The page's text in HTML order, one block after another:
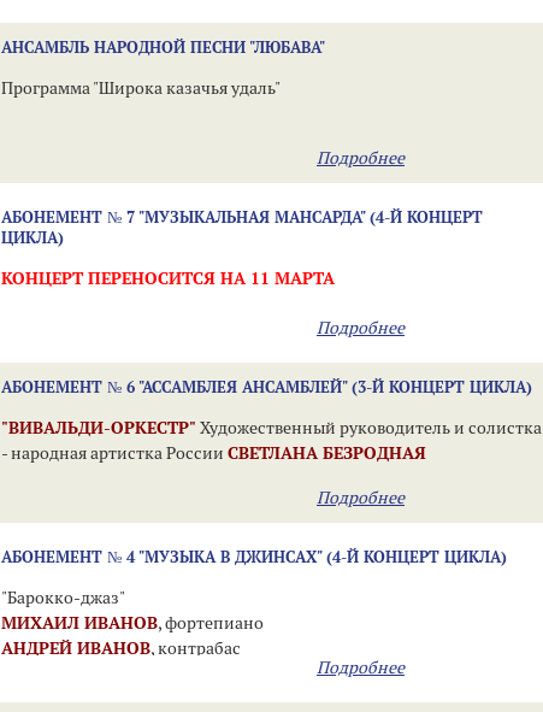
АНСАМБЛЬ НАРОДНОЙ ПЕСНИ "ЛЮБАВА"
Программа "Широка казачья удаль"
Подробнее
АБОНЕМЕНТ № 7 "МУЗЫКАЛЬНАЯ МАНСАРДА" (4-Й КОНЦЕРТ
ЦИКЛА)
КОНЦЕРТ ПЕРЕНОСИТСЯ НА 11 МАРТА
Подробнее
АБОНЕМЕНТ № 6 "АССАМБЛЕЯ АНСАМБЛЕЙ" (3-Й КОНЦЕРТ ЦИКЛА)
"ВИВАЛЬДИ-ОРКЕСТР" Художественный руководитель и солистка
- народная артистка России СВЕТЛАНА БЕЗРОДНАЯ
Подробнее
АБОНЕМЕНТ № 4 "МУЗЫКА В ДЖИНСАХ" (4-Й КОНЦЕРТ ЦИКЛА)
"Барокко-джаз"
МИХАИЛ ИВАНОВ, фортепиано
АНДРЕЙ ИВАНОВ, контрабас
Подробнее